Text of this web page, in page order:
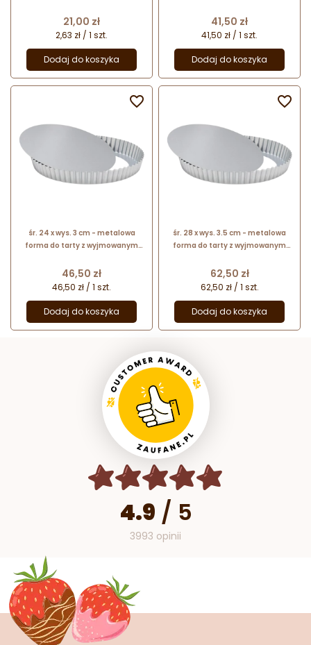
kat. 02067 Patisse
Cena
21,00 zł
2,63 zł / 1 szt.
Dodaj do koszyka
03567 Patisse
Cena
41,50 zł
41,50 zł / 1 szt.
Dodaj do koszyka
śr. 24 x wys. 3 cm - metalowa
forma do tarty z wyjmowanym
Cena
46,50 zł
46,50 zł / 1 szt.
Dodaj do koszyka

śr. 28 x wys. 3.5 cm - metalowa
forma do tarty z wyjmowanym
Cena
62,50 zł
62,50 zł / 1 szt.
Dodaj do koszyka

4.9 / 5
3993 opinii